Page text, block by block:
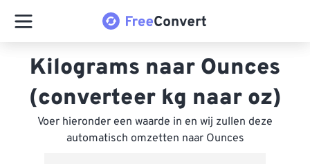
Kilograms naar Ounces
(converteer kg naar oz)
Voer hieronder een waarde in en wij zullen deze
automatisch omzetten naar Ounces